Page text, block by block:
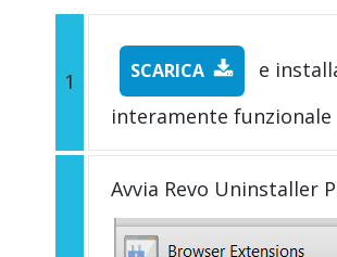
1 SCARICA
e
interamente funzionale
Avvia Revo Uninstaller